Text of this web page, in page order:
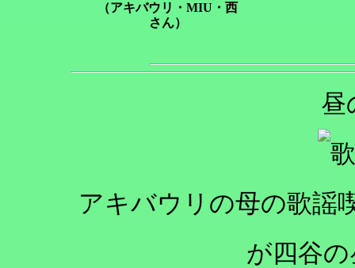
（アキバウリ・MIU・西
さん）
昼
アキバウリの母の歌謡
が四谷